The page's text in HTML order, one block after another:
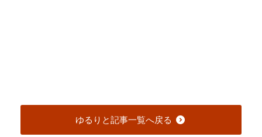
ゆるりと記事一覧へ戻る